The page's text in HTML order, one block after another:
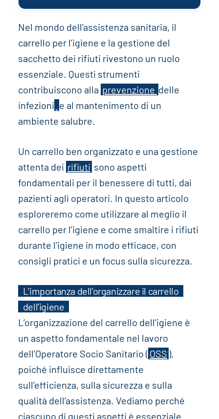
Nel mondo dell’assistenza sanitaria, il
carrello per l’igiene e la gestione del
sacchetto dei rifiuti rivestono un ruolo
essenziale. Questi strumenti
contribuiscono alla prevenzione delle
infezioni e al mantenimento di un
ambiente salubre.
Un carrello ben organizzato e una gestione
attenta dei rifiuti sono aspetti
fondamentali per il benessere di tutti, dai
pazienti agli operatori. In questo articolo
esploreremo come utilizzare al meglio il
carrello per l’igiene e come smaltire i rifiuti
durante l’igiene in modo efficace, con
consigli pratici e un focus sulla sicurezza.
L’importanza dell’organizzare il carrello
dell’igiene
L’organizzazione del carrello dell’igiene è
un aspetto fondamentale nel lavoro
dell’Operatore Socio Sanitario ( OSS ),
poiché influisce direttamente
sull’efficienza, sulla sicurezza e sulla
qualità dell’assistenza. Vediamo perché
ciascuno di questi aspetti è essenziale.